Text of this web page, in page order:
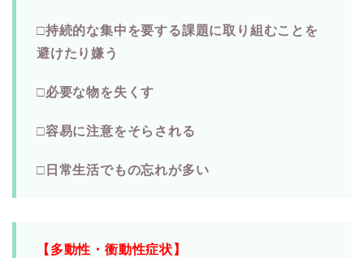
□持続的な集中を要する課題に取り組むことを
避けたり嫌う
□必要な物を失くす
□容易に注意をそらされる
□日常生活でもの忘れが多い
【多動性・衝動性症状】